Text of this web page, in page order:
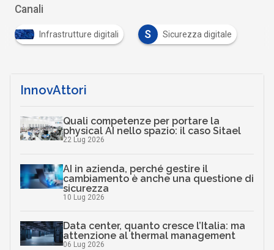
Canali
Infrastrutture digitali S Sicurezza digitale
InnovAttori
Quali competenze per portare la
physical AI nello spazio: il caso Sitael
22 Lug 2026
AI in azienda, perché gestire il
cambiamento è anche una questione di
sicurezza
10 Lug 2026
Data center, quanto cresce l’Italia: ma
attenzione al thermal management
06 Lug 2026